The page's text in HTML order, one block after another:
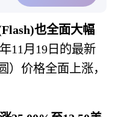
也全面大幅
11月19日的最新
）价格全面上涨，